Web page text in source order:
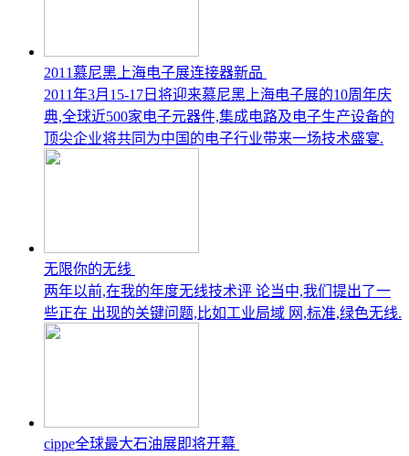
2011慕尼黑上海电子展连接器新品
2011年3月15-17日将迎来慕尼黑上海电子展的10周年庆
典,全球近500家电子元器件,集成电路及电子生产设备的
顶尖企业将共同为中国的电子行业带来一场技术盛宴.
无限你的无线
两年以前,在我的年度无线技术评 论当中,我们提出了一
些正在 出现的关键问题,比如工业局域 网,标准,绿色无线.
cippe全球最大石油展即将开幕